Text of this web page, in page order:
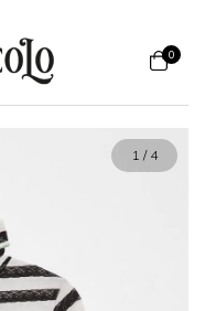
0
1 / 4